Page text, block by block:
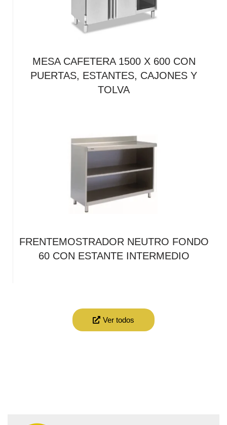
MESA CAFETERA 1500 X 600 CON
PUERTAS, ESTANTES, CAJONES Y
TOLVA
FRENTEMOSTRADOR NEUTRO FONDO
60 CON ESTANTE INTERMEDIO
Ver todos